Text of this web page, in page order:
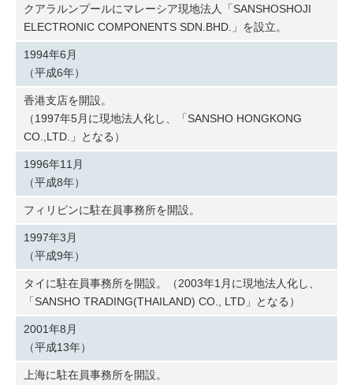
クアラルンプールにマレーシア現地法人「SANSHOSHOJI
ELECTRONIC COMPONENTS SDN.BHD.」を設立。
1994年6月
（平成6年）
香港支店を開設。
（1997年5月に現地法人化し、「SANSHO HONGKONG
CO.,LTD.」となる）
1996年11月
（平成8年）
フィリピンに駐在員事務所を開設。
1997年3月
（平成9年）
タイに駐在員事務所を開設。（2003年1月に現地法人化し、
「SANSHO TRADING(THAILAND) CO., LTD」となる）
2001年8月
（平成13年）
上海に駐在員事務所を開設。